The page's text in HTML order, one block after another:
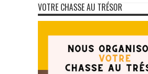
VOTRE CHASSE AU TRÉSOR